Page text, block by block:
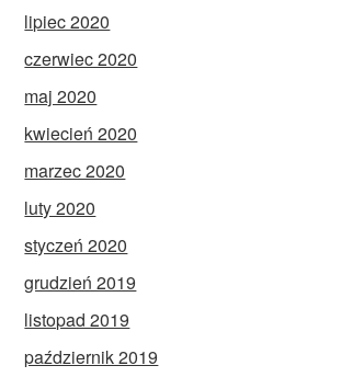
lipiec 2020
czerwiec 2020
maj 2020
kwiecień 2020
marzec 2020
luty 2020
styczeń 2020
grudzień 2019
listopad 2019
październik 2019